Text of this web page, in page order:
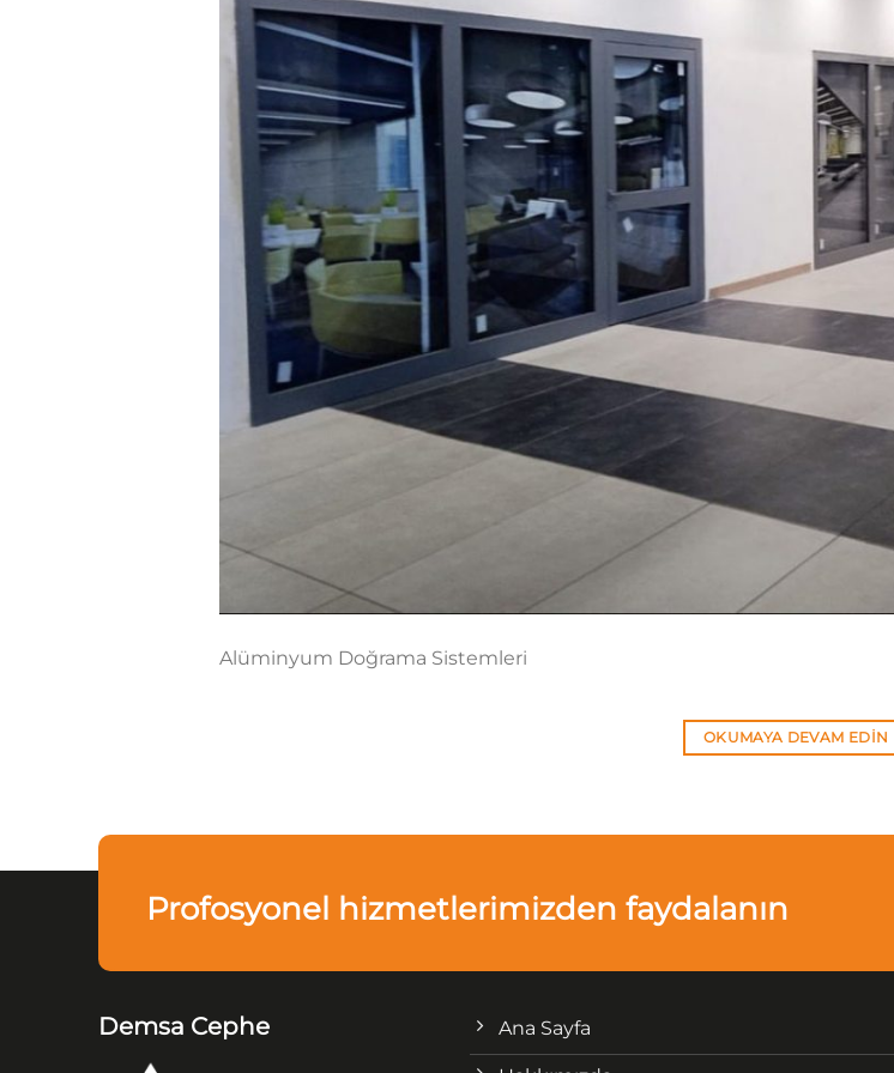
Alüminyum Doğrama Sistemleri
OKUMAYA DEVAM EDIN
Profosyonel hizmetlerimizden faydalanın
Demsa Cephe Ana Sayfa